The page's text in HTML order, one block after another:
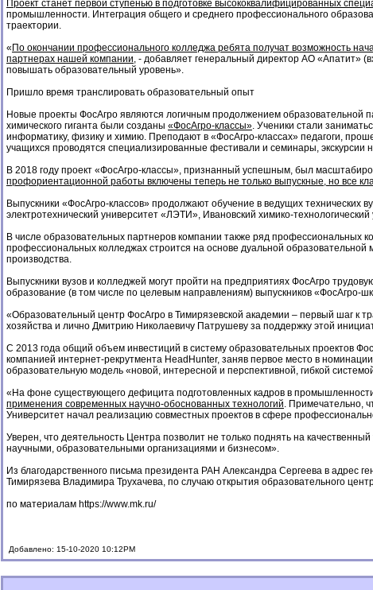
Проект станет первой ступенью в подготовке высококвалифицированных
промышленности. Интеграция общего и среднего профессионального
траектории.
« По окончании профессионального колледжа ребята получат возможность
партнерах нашей компании, - добавляет генеральный директор АО «Апатит»
повышать образовательный уровень».
Пришло время транслировать образовательный опыт
Новые проекты ФосАгро являются логичным продолжением образовательной
химического гиганта были созданы «ФосАгро-классы». Ученики стали
информатику, физику и химию. Преподают в «ФосАгро-классах» педагоги,
учащихся проводятся специализированные фестивали и семинары, экскурсии
В 2018 году проект «ФосАгро-классы», признанный успешным, был
профориентационной работы включены теперь не только выпускные, но все
Выпускники «ФосАгро-классов» продолжают обучение в ведущих технических
электротехнический университет «ЛЭТИ», Ивановский химико-технологический
В числе образовательных партнеров компании также ряд профессиональных
профессиональных колледжах строится на основе дуальной образовательной
производства.
Выпускники вузов и колледжей могут пройти на предприятиях ФосАгро
образование (в том числе по целевым направлениям) выпускников «ФосАгро-
«Образовательный центр ФосАгро в Тимирязевской академии – первый шаг к
хозяйства и лично Дмитрию Николаевичу Патрушеву за поддержку этой
С 2013 года общий объем инвестиций в систему образовательных проектов
компанией интернет-рекрутмента HeadHunter, заняв первое место в
образовательную модель «новой, интересной и перспективной, гибкой
«На фоне существующего дефицита подготовленных кадров в промышленности
применения современных научно-обоснованных технологий. Примечательно,
Университет начал реализацию совместных проектов в сфере
Уверен, что деятельность Центра позволит не только поднять на
научными, образовательными организациями и бизнесом».
Из благодарственного письма президента РАН Александра Сергеева в адрес
Тимирязева Владимира Трухачева, по случаю открытия образовательного
по материалам https://www.mk.ru/
Добавлено: 15-10-2020 10:12PM